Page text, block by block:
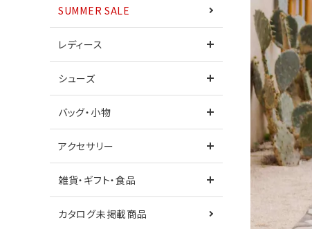
ワンピース
シューズ サンダル
カタログ未掲載商品
ネコロゴシリーズ
SUMMER SALE
レディース
シューズ
バッグ・小物
アクセサリー
雑貨・ギフト・食品
カタログ未掲載商品